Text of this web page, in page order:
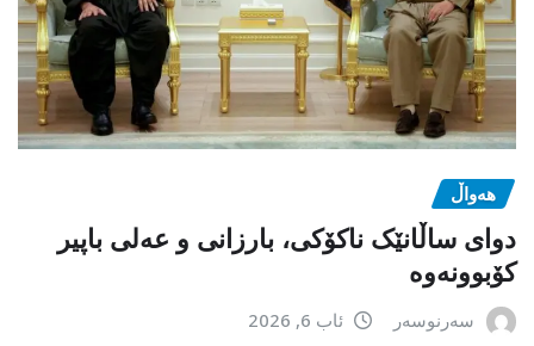
هەواڵ
دوای ساڵانێک ناکۆکی، بارزانی و عەلی باپیر
کۆبوونەوە
سەرنوسەر ئاب 6, 2026